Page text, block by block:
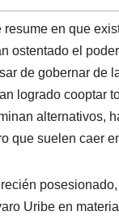
en que
ostentado el
de gobernar de
logrado cooptar
alternativos,
que suelen caer
Uribe en